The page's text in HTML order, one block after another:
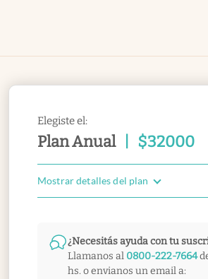
Elegiste el:
Plan Anual $32000
Mostrar detalles del plan
¿Necesitás ayuda con tu
Llamanos al 0800-222-7664
hs. o envianos un email a: